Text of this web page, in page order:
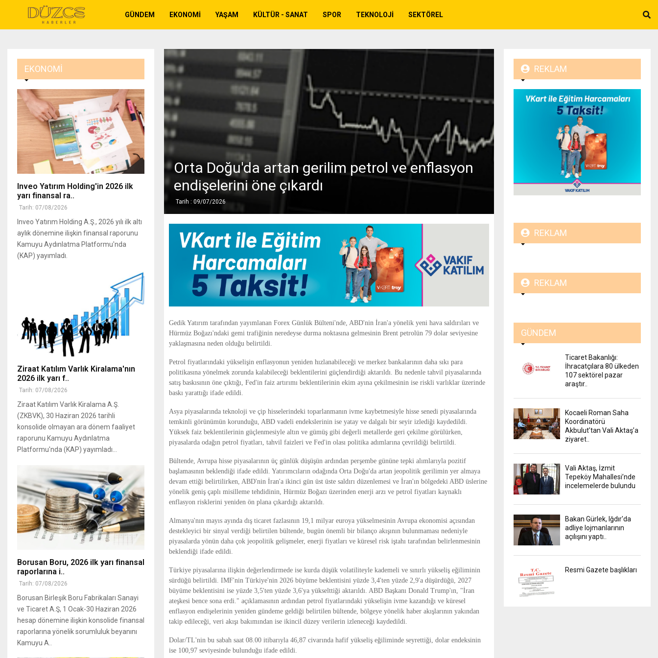
GÜNDEM EKONOMI YAŞAM KÜLTÜR - SANAT SPOR TEKNOLOJI SEKTÖREL
Orta Doğu'da artan gerilim petrol ve enflasyon
endişelerini öne çıkardı
Tarih : 09/07/2026
Gedik Yatırım tarafından yayımlanan Forex Günlük Bülteni'nde, ABD'nin İran'a yönelik yeni hava saldırıları ve
Hürmüz Boğazı'ndaki gemi trafiğinin neredeyse durma noktasına gelmesinin Brent petrolün 79 dolar seviyesine
yaklaşmasına neden olduğu belirtildi.
Petrol fiyatlarındaki yükselişin enflasyonun yeniden hızlanabileceği ve merkez bankalarının daha sıkı para
politikasına yönelmek zorunda kalabileceği beklentilerini güçlendirdiği aktarıldı. Bu nedenle tahvil piyasalarında
satış baskısının öne çıktığı, Fed'in faiz artırımı beklentilerinin ekim ayına çekilmesinin ise riskli varlıklar üzerinde
baskı yarattığı ifade edildi.
Asya piyasalarında teknoloji ve çip hisselerindeki toparlanmanın ivme kaybetmesiyle hisse senedi piyasalarında
temkinli görünümün korunduğu, ABD vadeli endekslerinin ise yatay ve dalgalı bir seyir izlediği kaydedildi.
Yüksek faiz beklentilerinin güçlenmesiyle altın ve gümüş gibi değerli metallerde geri çekilme görülürken,
piyasalarda odağın petrol fiyatları, tahvil faizleri ve Fed'in olası politika adımlarına çevrildiği belirtildi.
Bültende, Avrupa hisse piyasalarının üç günlük düşüşün ardından perşembe gününe tepki alımlarıyla pozitif
başlamasının beklendiği ifade edildi. Yatırımcıların odağında Orta Doğu'da artan jeopolitik gerilimin yer almaya
devam ettiği belirtilirken, ABD'nin İran'a ikinci gün üst üste saldırı düzenlemesi ve İran'ın bölgedeki ABD üslerine
yönelik geniş çaplı misilleme tehdidinin, Hürmüz Boğazı üzerinden enerji arzı ve petrol fiyatları kaynaklı
enflasyon risklerini yeniden ön plana çıkardığı aktarıldı.
Almanya'nın mayıs ayında dış ticaret fazlasının 19,1 milyar euroya yükselmesinin Avrupa ekonomisi açısından
destekleyici bir sinyal verdiği belirtilen bültende, bugün önemli bir bilanço akışının bulunmaması nedeniyle
piyasalarda yönün daha çok jeopolitik gelişmeler, enerji fiyatları ve küresel risk iştahı tarafından belirlenmesinin
beklendiği ifade edildi.
Türkiye piyasalarına ilişkin değerlendirmede ise kurda düşük volatiliteyle kademeli ve sınırlı yükseliş eğiliminin
sürdüğü belirtildi. IMF'nin Türkiye'nin 2026 büyüme beklentisini yüzde 3,4'ten yüzde 2,9'a düşürdüğü, 2027
büyüme beklentisini ise yüzde 3,5'ten yüzde 3,6'ya yükselttiği aktarıldı. ABD Başkanı Donald Trump'ın, "İran
ateşkesi bence sona erdi." açıklamasının ardından petrol fiyatlarındaki yükselişin ivme kazandığı ve küresel
enflasyon endişelerinin yeniden gündeme geldiği belirtilen bültende, bölgeye yönelik haber akışlarının yakından
takip edileceği, veri akışı bakımından ise ikincil düzey verilerin izleneceği kaydedildi.
Dolar/TL'nin bu sabah saat 08.00 itibarıyla 46,87 civarında hafif yükseliş eğiliminde seyrettiği, dolar endeksinin
ise 100,97 seviyesinde bulunduğu ifade edildi.
EKONOMI
Inveo Yatırım Holding'in 2026 ilk
yarı finansal ra..
Tarih: 07/08/2026
Inveo Yatırım Holding A.Ş., 2026 yılı ilk altı
aylık dönemine ilişkin finansal raporunu
Kamuyu Aydınlatma Platformu'nda
(KAP) yayımladı.
Ziraat Katılım Varlık Kiralama'nın
2026 ilk yarı f..
Tarih: 07/08/2026
Ziraat Katılım Varlık Kiralama A.Ş.
(ZKBVK), 30 Haziran 2026 tarihli
konsolide olmayan ara dönem faaliyet
raporunu Kamuyu Aydınlatma
Platformu'nda (KAP) yayımladı...
Borusan Boru, 2026 ilk yarı finansal
raporlarına i..
Tarih: 07/08/2026
Borusan Birleşik Boru Fabrikaları Sanayi
ve Ticaret A.Ş, 1 Ocak-30 Haziran 2026
hesap dönemine ilişkin konsolide finansal
raporlarına yönelik sorumluluk beyanını
Kamuyu A..
REKLAM
REKLAM
REKLAM
GÜNDEM
Ticaret Bakanlığı:
İhracatçılara 80 ülkeden
107 sektörel pazar
araştır..
Kocaeli Roman Saha
Koordinatörü
Akbulut’tan Vali Aktaş’a
ziyaret..
Vali Aktaş, İzmit
Tepeköy Mahallesi’nde
incelemelerde bulundu
Bakan Gürlek, Iğdır'da
adliye lojmanlarının
açılışını yaptı..
Resmi Gazete başlıkları